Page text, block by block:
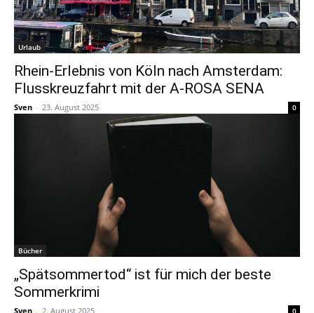
Urlaub
Rhein-Erlebnis von Köln nach Amsterdam:
Flusskreuzfahrt mit der A-ROSA SENA
Sven - 23. August 2025 0
Bücher
„Spätsommertod“ ist für mich der beste
Sommerkrimi
Sven - 2. August 2025 0